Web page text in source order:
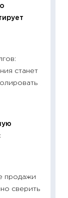
станет
продажи
сверить